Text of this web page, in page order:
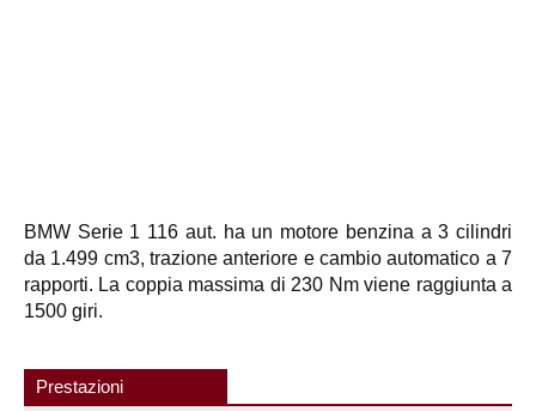
BMW Serie 1 116 aut. ha un motore benzina a 3 cilindri
da 1.499 cm3, trazione anteriore e cambio automatico a 7
rapporti. La coppia massima di 230 Nm viene raggiunta a
1500 giri.
Prestazioni